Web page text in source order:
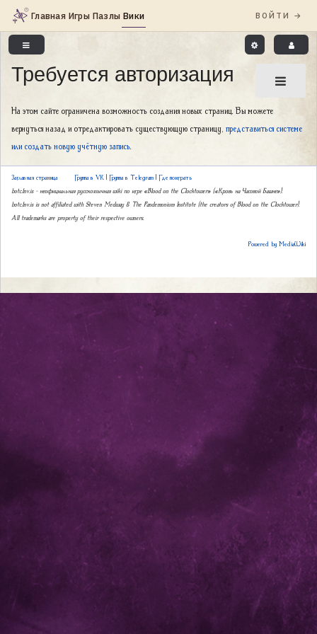
Требуется авторизация
На этом сайте ограничена возможность создания новых страниц. Вы можете
вернуться назад и отредактировать существующую страницу, представиться системе
или создать новую учётную запись.
Заглавная страница Группа в VK | Группа в Telegram | Где поиграть
botc.1nv.is – неофициальная русскоязычная wiki по игре «Blood on the Clocktower» («Кровь на Часовой Башне»).
botc.1nv.is is not affiliated with Steven Medway & The Pandemonium Institute (the creators of Blood on the Clocktower).
All trademarks are property of their respective owners.
Powered by MediaWiki